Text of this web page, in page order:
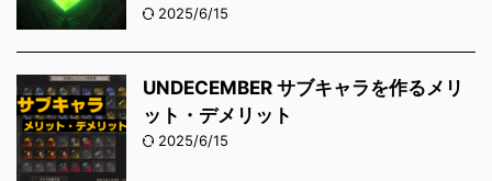
2025/6/15
UNDECEMBER サブキャラを作るメリ
ット・デメリット
2025/6/15